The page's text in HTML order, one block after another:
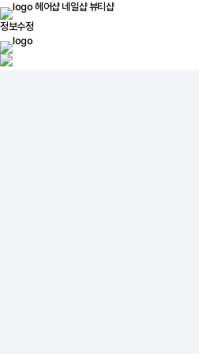
헤어샵 네일샵뷰티샵
정보수정